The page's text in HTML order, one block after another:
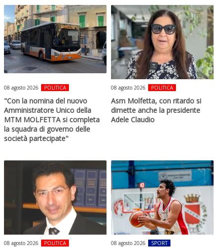
08 agosto 2026 POLITICA
"Con la nomina del nuovo
Amministratore Unico della
MTM MOLFETTA si completa
la squadra di governo delle
società partecipate"
08 agosto 2026 POLITICA
Asm Molfetta, con ritardo si
dimette anche la presidente
Adele Claudio
08 agosto 2026 POLITICA 08 agosto 2026 SPORT